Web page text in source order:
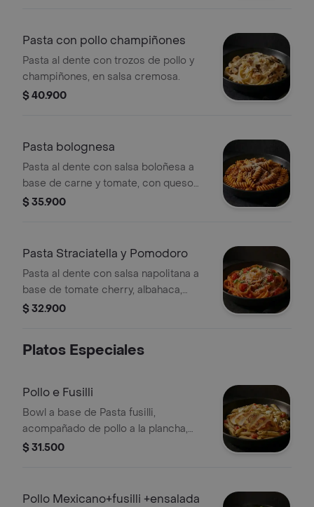
Pasta con pollo champiñones
Pasta al dente con trozos de pollo y
champiñones, en salsa cremosa.
$ 40.900
Pasta bolognesa
Pasta al dente con salsa boloñesa a
base de carne y tomate, con queso
parmesano.
$ 35.900
Pasta Straciatella y Pomodoro
Pasta al dente con salsa napolitana a
base de tomate cherry, albahaca,
burrata y queso parmesano.
$ 32.900
Platos Especiales
Pollo e Fusilli
Bowl a base de Pasta fusilli,
acompañado de pollo a la plancha,
pesto, tomate chonto y queso feta.
$ 31.500
⁠Pollo Mexicano+fusilli +ensalada